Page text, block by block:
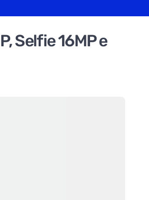
Selfie 16MP e